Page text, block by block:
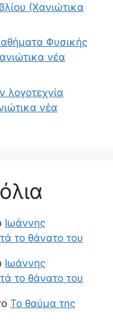
(Χανιώτικα
Φυσικής
νέα
λογοτεχνία
νέα
Ιωάννης
το θάνατο του
Ιωάννης
το θάνατο του
Το θαύμα της